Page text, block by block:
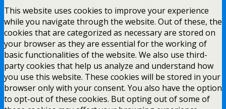
This website uses cookies to improve your experience
while you navigate through the website. Out of these, the
cookies that are categorized as necessary are stored on
your browser as they are essential for the working of
basic functionalities of the website. We also use third-
party cookies that help us analyze and understand how
you use this website. These cookies will be stored in your
browser only with your consent. You also have the option
to opt-out of these cookies. But opting out of some of